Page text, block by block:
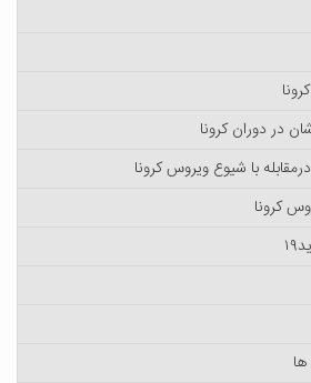
در دوران کرونا
با شیوع ویروس کرونا
کرونا